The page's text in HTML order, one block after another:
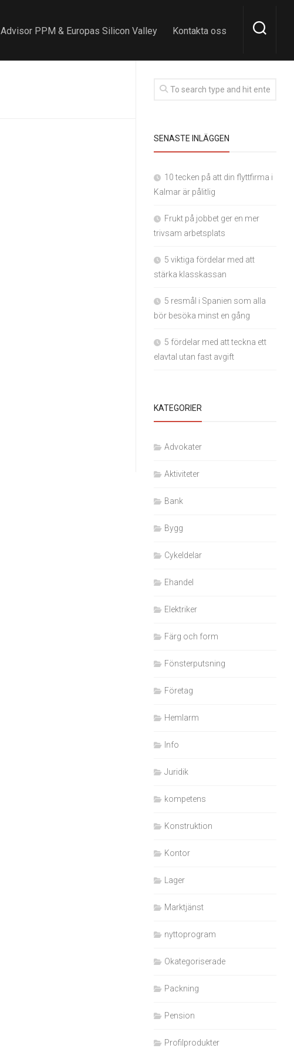
Advisor PPM & Europas Silicon Valley Kontakta oss
SENASTE INLÄGGEN
10 tecken på att din flyttfirma i
Kalmar är pålitlig
Frukt på jobbet ger en mer
trivsam arbetsplats
5 viktiga fördelar med att
stärka klasskassan
5 resmål i Spanien som alla
bör besöka minst en gång
5 fördelar med att teckna ett
elavtal utan fast avgift
KATEGORIER
Advokater
Aktiviteter
Bank
Bygg
Cykeldelar
Ehandel
Elektriker
Färg och form
Fönsterputsning
Företag
Hemlarm
Info
Juridik
kompetens
Konstruktion
Kontor
Lager
Marktjänst
nyttoprogram
Okategoriserade
Packning
Pension
Profilprodukter